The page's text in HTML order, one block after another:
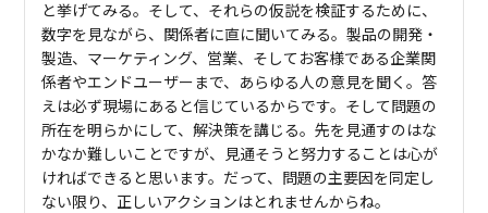
と挙げてみる。そして、それらの仮説を検証するために、
数字を見ながら、関係者に直に聞いてみる。製品の開発・
製造、マーケティング、営業、そしてお客様である企業関
係者やエンドユーザーまで、あらゆる人の意見を聞く。答
えは必ず現場にあると信じているからです。そして問題の
所在を明らかにして、解決策を講じる。先を見通すのはな
かなか難しいことですが、見通そうと努力することは心が
ければできると思います。だって、問題の主要因を同定し
ない限り、正しいアクションはとれませんからね。